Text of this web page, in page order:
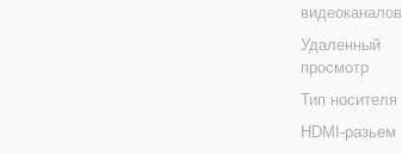
видеоканалов
Удаленный
просмотр
Тип носителя
HDMI-разьем